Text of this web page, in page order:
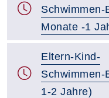
Schwimmen-
Monate -1
Eltern-Kind-
Schwimmen-
1-2 Jahre)